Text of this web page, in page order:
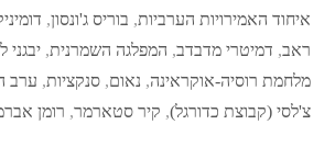
איחוד האמירויות הערביות, בוריס ג'ונסון,
ראב, דמיטרי מדבדב, המפלגה השמרנית,יבגני
מלחמת רוסיה-אוקראינה, נאום,סנקציות, ערב
צ'לסי (קבוצת כדורגל), קיר סטארמר, רומן